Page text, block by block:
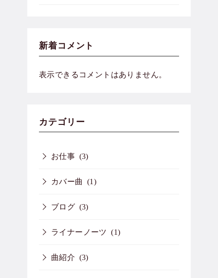
新着コメント
表示できるコメントはありません。
カテゴリー
お仕事 (3)
カバー曲 (1)
ブログ (3)
ライナーノーツ (1)
曲紹介 (3)